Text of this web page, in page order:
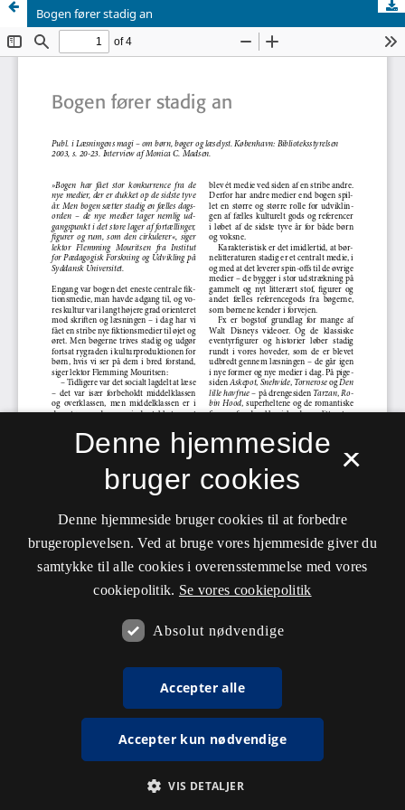
Bogen fører stadig an
×
Denne hjemmeside
bruger cookies
Denne hjemmeside bruger cookies til at forbedre
brugeroplevelsen. Ved at bruge vores hjemmeside giver du
samtykke til alle cookies i overensstemmelse med vores
cookiepolitik. Se vores cookiepolitik
Absolut nødvendige
Accepter alle
Accepter kun nødvendige
VIS DETALJER